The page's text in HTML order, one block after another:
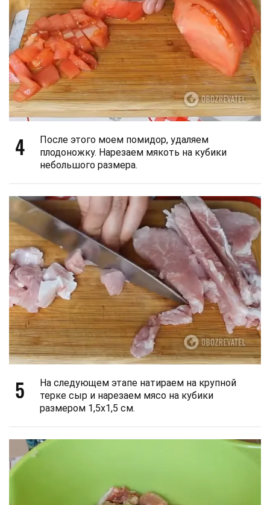
4
После этого моем помидор, удаляем
плодоножку. Нарезаем мякоть на кубики
небольшого размера.
5
На следующем этапе натираем на крупной
терке сыр и нарезаем мясо на кубики
размером 1,5х1,5 см.